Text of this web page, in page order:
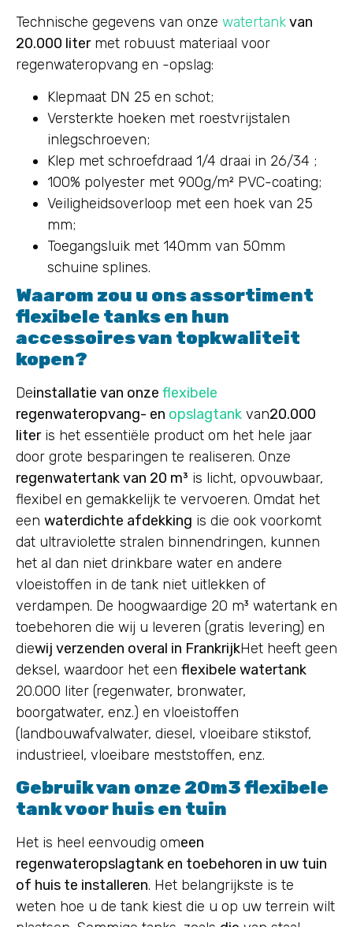
Technische gegevens van onze watertankvan
20.000 litermet robuust materiaal voor
regenwateropvang en -opslag:
Klepmaat DN 25 en schot;
Versterkte hoeken met roestvrijstalen
inlegschroeven;
Klep met schroefdraad 1/4 draai in 26/34 ;
100% polyester met 900g/m² PVC-coating;
Veiligheidsoverloop met een hoek van 25
mm;
Toegangsluik met 140mm van 50mm
schuine splines.
Waarom zou u ons assortiment
flexibele tanks en hun
accessoires van topkwaliteit
kopen?
Deinstallatie van onze flexibele
regenwateropvang- en opslagtank van20.000
literis het essentiële product om het hele jaar
door grote besparingen te realiseren. Onze
regenwatertank van 20 m³ is licht, opvouwbaar,
flexibel en gemakkelijk te vervoeren. Omdat het
een waterdichte afdekking is die ook voorkomt
dat ultraviolette stralen binnendringen, kunnen
het al dan niet drinkbare water en andere
vloeistoffen in de tank niet uitlekken of
verdampen. De hoogwaardige 20 m³ watertank en
toebehoren die wij u leveren (gratis levering) en
diewij verzenden overal in FrankrijkHet heeft geen
deksel, waardoor het een flexibele watertank
20.000 liter (regenwater, bronwater,
boorgatwater, enz.) en vloeistoffen
(landbouwafvalwater, diesel, vloeibare stikstof,
industrieel, vloeibare meststoffen, enz.
Gebruik van onze 20m3 flexibele
tank voor huis en tuin
Het is heel eenvoudig omeen
regenwateropslagtank en toebehoren in uw tuin
of huis te installeren. Het belangrijkste is te
weten hoe u de tank kiest die u op uw terrein wilt